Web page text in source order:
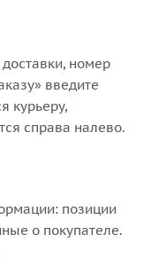
номер
введите
курьеру,
справа налево.
позиции
о покупателе.